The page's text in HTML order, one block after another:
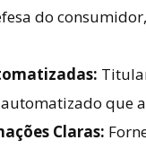
do
que
Claras: